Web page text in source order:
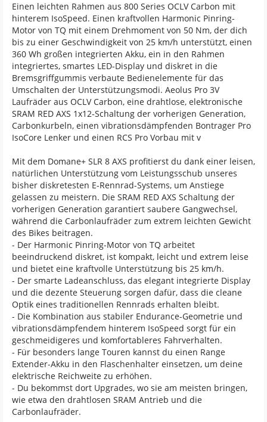
Einen leichten Rahmen aus 800 Series OCLV Carbon mit
hinterem IsoSpeed. Einen kraftvollen Harmonic Pinring-
Motor von TQ mit einem Drehmoment von 50 Nm, der dich
bis zu einer Geschwindigkeit von 25 km/h unterstützt, einen
360 Wh großen integrierten Akku, ein in den Rahmen
integriertes, smartes LED-Display und diskret in die
Bremsgriffgummis verbaute Bedienelemente für das
Umschalten der Unterstützungsmodi. Aeolus Pro 3V
Laufräder aus OCLV Carbon, eine drahtlose, elektronische
SRAM RED AXS 1x12-Schaltung der vorherigen Generation,
Carbonkurbeln, einen vibrationsdämpfenden Bontrager Pro
IsoCore Lenker und einen RCS Pro Vorbau mit v
Mit dem Domane+ SLR 8 AXS profitierst du dank einer leisen,
natürlichen Unterstützung vom Leistungsschub unseres
bisher diskretesten E-Rennrad-Systems, um Anstiege
gelassen zu meistern. Die SRAM RED AXS Schaltung der
vorherigen Generation garantiert saubere Gangwechsel,
während die Carbonlaufräder zum extrem leichten Gewicht
des Bikes beitragen.
- Der Harmonic Pinring-Motor von TQ arbeitet
beeindruckend diskret, ist kompakt, leicht und extrem leise
und bietet eine kraftvolle Unterstützung bis 25 km/h.
- Der smarte Ladeanschluss, das elegant integrierte Display
und die dezente Steuerung sorgen dafür, dass die cleane
Optik eines traditionellen Rennrads erhalten bleibt.
- Die Kombination aus stabiler Endurance-Geometrie und
vibrationsdämpfendem hinterem IsoSpeed sorgt für ein
geschmeidigeres und komfortableres Fahrverhalten.
- Für besonders lange Touren kannst du einen Range
Extender-Akku in den Flaschenhalter einsetzen, um deine
elektrische Reichweite zu erhöhen.
- Du bekommst dort Upgrades, wo sie am meisten bringen,
wie etwa den drahtlosen SRAM Antrieb und die
Carbonlaufräder.